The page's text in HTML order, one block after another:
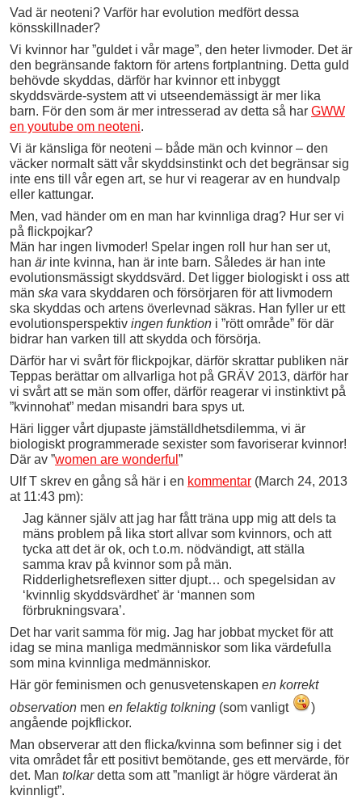
Vad är neoteni? Varför har evolution medfört dessa
könsskillnader?
Vi kvinnor har ”guldet i vår mage”, den heter livmoder. Det är
den begränsande faktorn för artens fortplantning. Detta guld
behövde skyddas, därför har kvinnor ett inbyggt
skyddsvärde-system att vi utseendemässigt är mer lika
barn. För den som är mer intresserad av detta så har GWW
en youtube om neoteni.
Vi är känsliga för neoteni – både män och kvinnor – den
väcker normalt sätt vår skyddsinstinkt och det begränsar sig
inte ens till vår egen art, se hur vi reagerar av en hundvalp
eller kattungar.
Men, vad händer om en man har kvinnliga drag? Hur ser vi
på flickpojkar?
Män har ingen livmoder! Spelar ingen roll hur han ser ut,
han ärinte kvinna, han är inte barn. Således är han inte
evolutionsmässigt skyddsvärd. Det ligger biologiskt i oss att
män ska vara skyddaren och försörjaren för att livmodern
ska skyddas och artens överlevnad säkras. Han fyller ur ett
evolutionsperspektiv ingen funktion i ”rött område” för där
bidrar han varken till att skydda och försörja.
Därför har vi svårt för flickpojkar, därför skrattar publiken när
Teppas berättar om allvarliga hot på GRÄV 2013, därför har
vi svårt att se män som offer, därför reagerar vi instinktivt på
”kvinnohat” medan misandri bara spys ut.
Häri ligger vårt djupaste jämställdhetsdilemma, vi är
biologiskt programmerade sexister som favoriserar kvinnor!
Där av ”women are wonderful ”
Ulf T skrev en gång så här i en kommentar (March 24, 2013
at 11:43 pm):
Jag känner själv att jag har fått träna upp mig att dels ta
mäns problem på lika stort allvar som kvinnors, och att
tycka att det är ok, och t.o.m. nödvändigt, att ställa
samma krav på kvinnor som på män.
Ridderlighetsreflexen sitter djupt… och spegelsidan av
‘kvinnlig skyddsvärdhet’ är ‘mannen som
förbrukningsvara’.
Det har varit samma för mig. Jag har jobbat mycket för att
idag se mina manliga medmänniskor som lika värdefulla
som mina kvinnliga medmänniskor.
Här gör feminismen och genusvetenskapen en korrekt
observation men en felaktig tolkning (som vanligt
)
angående pojkflickor.
Man observerar att den flicka/kvinna som befinner sig i det
vita området får ett positivt bemötande, ges ett mervärde, för
det. Man tolkardetta som att ”manligt är högre värderat än
kvinnligt”.